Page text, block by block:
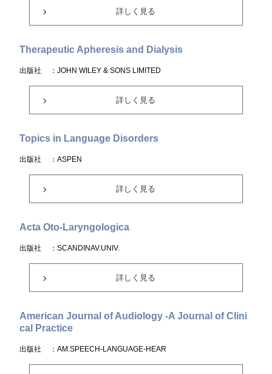
詳しく見る
Therapeutic Apheresis and Dialysis
出版社 ：JOHN WILEY & SONS LIMITED
詳しく見る
Topics in Language Disorders
出版社 ：ASPEN
詳しく見る
Acta Oto-Laryngologica
出版社 ：SCANDINAV.UNIV.
詳しく見る
American Journal of Audiology -A Journal of Clini
cal Practice
出版社 ：AM.SPEECH-LANGUAGE-HEAR